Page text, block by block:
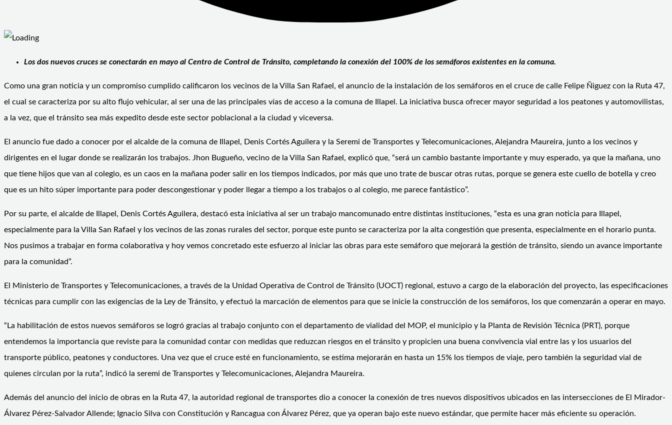
Los dos nuevos cruces se conectarán en mayo al Centro de Control de Tránsito, completando la conexión del 100% de los semáforos existentes en la comuna.
Como una gran noticia y un compromiso cumplido calificaron los vecinos de la Villa San Rafael, el anuncio de la instalación de los semáforos en el cruce de calle Felipe Ñiguez con la Ruta 47,
el cual se caracteriza por su alto flujo vehicular, al ser una de las principales vías de acceso a la comuna de Illapel. La iniciativa busca ofrecer mayor seguridad a los peatones y automovilistas,
a la vez, que el tránsito sea más expedito desde este sector poblacional a la ciudad y viceversa.
El anuncio fue dado a conocer por el alcalde de la comuna de Illapel, Denis Cortés Aguilera y la Seremi de Transportes y Telecomunicaciones, Alejandra Maureira, junto a los vecinos y
dirigentes en el lugar donde se realizarán los trabajos. Jhon Bugueño, vecino de la Villa San Rafael, explicó que, “será un cambio bastante importante y muy esperado, ya que la mañana, uno
que tiene hijos que van al colegio, es un caos en la mañana poder salir en los tiempos indicados, por más que uno trate de buscar otras rutas, porque se genera este cuello de botella y creo
que es un hito súper importante para poder descongestionar y poder llegar a tiempo a los trabajos o al colegio, me parece fantástico”.
Por su parte, el alcalde de Illapel, Denis Cortés Aguilera, destacó esta iniciativa al ser un trabajo mancomunado entre distintas instituciones, “esta es una gran noticia para Illapel,
especialmente para la Villa San Rafael y los vecinos de las zonas rurales del sector, porque este punto se caracteriza por la alta congestión que presenta, especialmente en el horario punta.
Nos pusimos a trabajar en forma colaborativa y hoy vemos concretado este esfuerzo al iniciar las obras para este semáforo que mejorará la gestión de tránsito, siendo un avance importante
para la comunidad”.
El Ministerio de Transportes y Telecomunicaciones, a través de la Unidad Operativa de Control de Tránsito (UOCT) regional, estuvo a cargo de la elaboración del proyecto, las especificaciones
técnicas para cumplir con las exigencias de la Ley de Tránsito, y efectuó la marcación de elementos para que se inicie la construcción de los semáforos, los que comenzarán a operar en mayo.
“La habilitación de estos nuevos semáforos se logró gracias al trabajo conjunto con el departamento de vialidad del MOP, el municipio y la Planta de Revisión Técnica (PRT), porque
entendemos la importancia que reviste para la comunidad contar con medidas que reduzcan riesgos en el tránsito y propicien una buena convivencia vial entre las y los usuarios del
transporte público, peatones y conductores. Una vez que el cruce esté en funcionamiento, se estima mejorarán en hasta un 15% los tiempos de viaje, pero también la seguridad vial de
quienes circulan por la ruta”, indicó la seremi de Transportes y Telecomunicaciones, Alejandra Maureira.
Además del anuncio del inicio de obras en la Ruta 47, la autoridad regional de transportes dio a conocer la conexión de tres nuevos dispositivos ubicados en las intersecciones de El Mirador-
Álvarez Pérez-Salvador Allende; Ignacio Silva con Constitución y Rancagua con Álvarez Pérez, que ya operan bajo este nuevo estándar, que permite hacer más eficiente su operación.